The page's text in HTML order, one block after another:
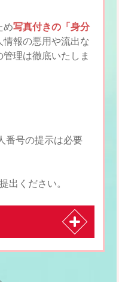
め写真付きの「身分
報の悪用や流出な
理は徹底いたしま
番号の提示は必要
出ください。